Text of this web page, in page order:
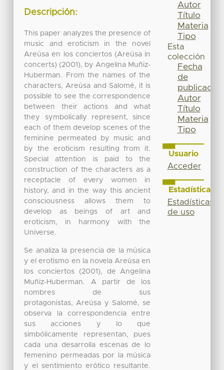
Descripción:
This paper analyzes the presence of
music and eroticism in the novel
Areúsa en los conciertos (Areúsa in
concerts) (2001), by Angelina Muñiz-
Huberman. From the names of the
characters, Areúsa and Salomé, it is
possible to see the correspondence
between their actions and what
they symbolically represent, since
each of them develop scenes of the
feminine permeated by music and
by the eroticism resulting from it.
Special attention is paid to the
construction of the characters as a
receptacle of every women in
history, and in the way this ancient
consciousness allows them to
develop as beings of art and
eroticism, in harmony with the
Universe.
Se analiza la presencia de la música
y el erotismo en la novela Areúsa en
los conciertos (2001), de Angelina
Muñiz-Huberman. A partir de los
nombres de sus
protagonistas, Areúsa y Salomé, se
observa la correspondencia entre
sus acciones y lo que
simbólicamente representan, pues
cada una desarrolla escenas de lo
femenino permeadas por la música
y el sentimiento erótico resultante.
Autor
Título
Materia
Tipo
Esta
colección
Fecha
de
publicación
Autor
Título
Materia
Tipo
Usuario
Acceder
Estadísticas
Estadísticas
de uso